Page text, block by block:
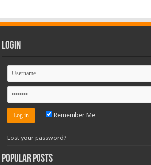
Login
Remember Me
Lost your password?
Popular Posts